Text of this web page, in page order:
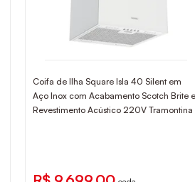
Coifa de Ilha Square Isla 40 Silent em
Aço Inox com Acabamento Scotch Brite e
Revestimento Acústico 220V Tramontina